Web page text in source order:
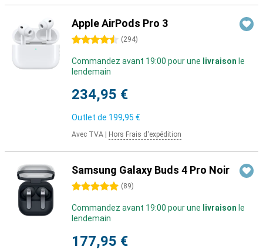
Apple AirPods Pro 3
4.5 étoiles (294)
Commandez avant 19:00 pour une livraison le
lendemain
234,95 €
Outlet de 199,95 €
Avec TVA Hors Frais d'expédition
Samsung Galaxy Buds 4 Pro Noir
5 étoiles (89)
Commandez avant 19:00 pour une livraison le
lendemain
177,95 €